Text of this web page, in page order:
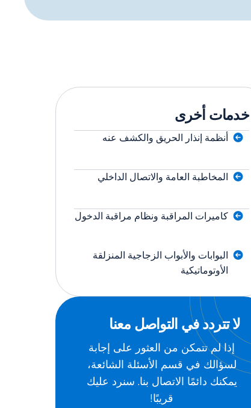
خدمات أخرى
أنظمة إنذار الحريق والكشف عنه
المخاطبة العامة والاتصال الداخلي
كاميرات المراقبة ونظام مراقبة الدخول
البوابات والأبواب الزجاجية المنزلقة
الأوتوماتيكية
لا تتردد في التواصل معنا
إذا لم تتمكن من العثور على إجابة
لسؤالك في قسم الأسئلة الشائعة،
يمكنك دائمًا الاتصال بنا. سنرد عليك
قريبًا!